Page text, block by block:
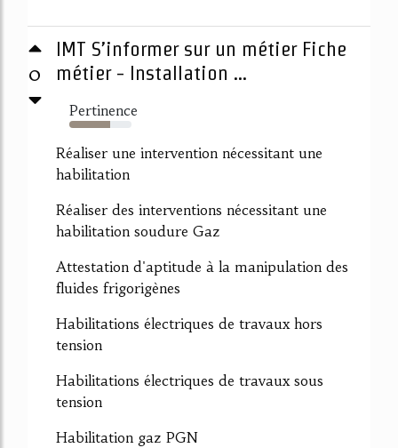
0
IMT S’informer sur un métier Fiche
métier - Installation ...
Pertinence
66%
Réaliser une intervention nécessitant une
habilitation
Réaliser des interventions nécessitant une
habilitation soudure Gaz
Attestation d'aptitude à la manipulation des
fluides frigorigènes
Habilitations électriques de travaux hors
tension
Habilitations électriques de travaux sous
tension
Habilitation gaz PGN